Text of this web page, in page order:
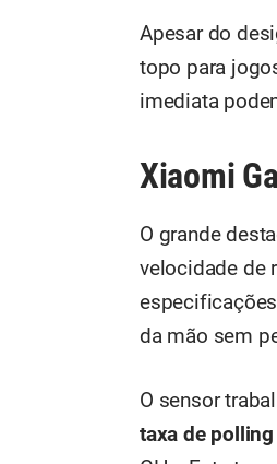
Apesar do
topo para
imediata
Xiaomi
O grande
velocidade de
da mão sem
O sensor
taxa de